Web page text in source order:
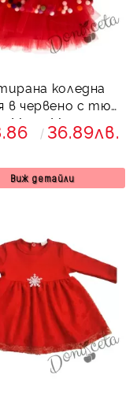
коледна
в червено с тюл
с Мини Маус36.89лв.
Виж детайли